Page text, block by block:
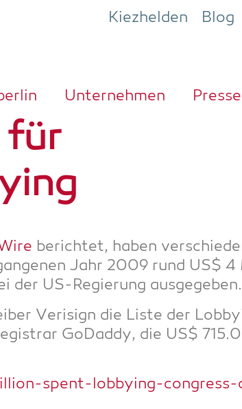
Kiezhelden Blog
Unter­neh­men Pres­se
für
berich­tet, haben
Jahr 2009 rund US$ 4
der US-Regie­rung ausgegeben.
Veri­sign die Lis­te der
GoDad­dy, die US$
spent-lobbying-congress-